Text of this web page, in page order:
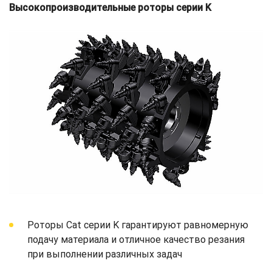
Высокопроизводительные роторы серии K
Роторы Cat серии K гарантируют равномерную
подачу материала и отличное качество резания
при выполнении различных задач